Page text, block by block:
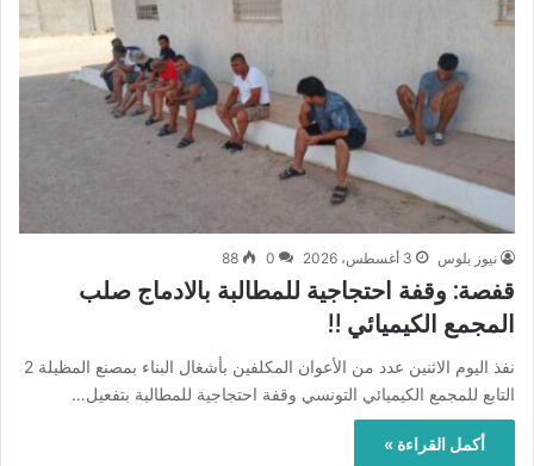
نيوز بلوس 3 أغسطس، 2026 0
88
قفصة: وقفة احتجاجية للمطالبة بالادماج صلب
المجمع الكيميائي !!
نفذ اليوم الاثنين عدد من الأعوان المكلفين بأشغال البناء بمصنع المظيلة 2
التابع للمجمع الكيميائي التونسي وقفة احتجاجية للمطالبة بتفعيل…
أكمل القراءة »